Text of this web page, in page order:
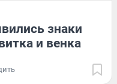
знаки
и венка